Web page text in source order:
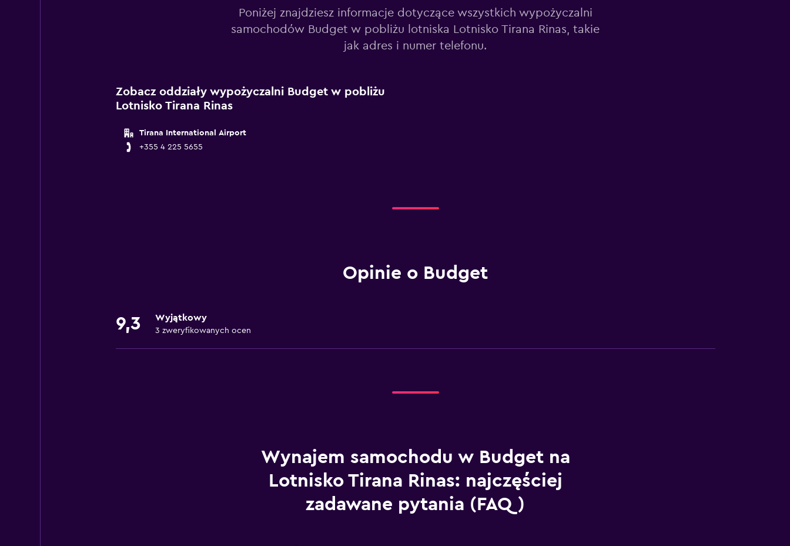
Poniżej znajdziesz informacje dotyczące wszystkich wypożyczalni
samochodów Budget w pobliżu lotniska Lotnisko Tirana Rinas, takie
jak adres i numer telefonu.
Zobacz oddziały wypożyczalni Budget w pobliżu
Lotnisko Tirana Rinas
Tirana International Airport
+355 4 225 5655
Opinie o Budget
9,3 Wyjątkowy
3 zweryfikowanych ocen
Wynajem samochodu w Budget na
Lotnisko Tirana Rinas: najczęściej
zadawane pytania (FAQ)